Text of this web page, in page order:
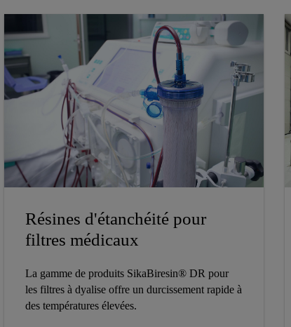
Résines d'étanchéité pour
filtres médicaux
La gamme de produits SikaBiresin® DR pour
les filtres à dyalise offre un durcissement rapide à
des températures élevées.